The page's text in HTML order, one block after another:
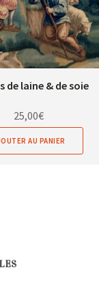
de laine & de soie
25,00€
AU PANIER